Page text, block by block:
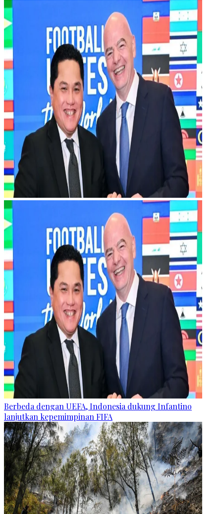
Berbeda dengan UEFA, Indonesia dukung Infantino
lanjutkan kepemimpinan FIFA